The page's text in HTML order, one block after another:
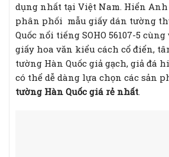
dụng nhất tại Việt Nam. Hiển Anh
phân phối mẫu giấy dán tường
Quốc nổi tiếng SOHO 56107-5
giấy hoa văn kiểu cách cổ điển,
tường Hàn Quốc giả gạch, giả đá
có thể dễ dàng lựa chọn các sản
tường Hàn Quốc giá rẻ nhất.